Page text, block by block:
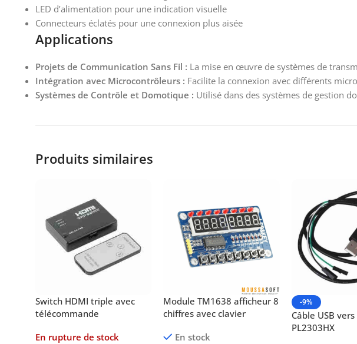
LED d’alimentation pour une indication visuelle
Connecteurs éclatés pour une connexion plus aisée
Applications
Projets de Communication Sans Fil : La mise en œuvre de systèmes de
Intégration avec Microcontrôleurs : Facilite la connexion avec différents
Systèmes de Contrôle et Domotique : Utilisé dans des systèmes de gestion
Produits similaires
Switch HDMI triple avec
télécommande
En rupture de stock
Module TM1638 afficheur 8
chiffres avec clavier
En stock
-9%
Câble USB vers
PL2303HX